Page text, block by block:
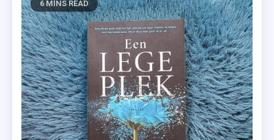
6 MINS READ